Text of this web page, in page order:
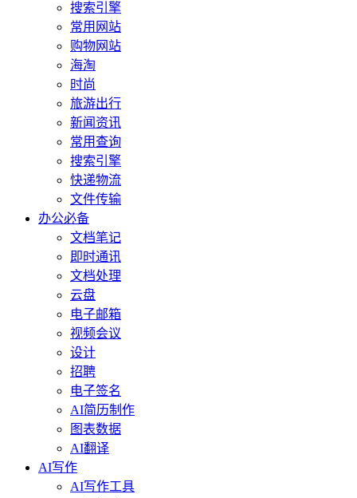
搜索引擎
常用网站
购物网站
海淘
时尚
旅游出行
新闻资讯
常用查询
搜索引擎
快递物流
文件传输
办公必备
文档笔记
即时通讯
文档处理
云盘
电子邮箱
视频会议
设计
招聘
电子签名
AI简历制作
图表数据
AI翻译
AI写作
AI写作工具